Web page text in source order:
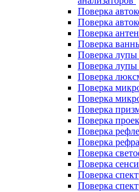
Поверка
Поверка
Поверка
Поверка
Поверка лупы
Поверка лупы
Поверка
Поверка
Поверка
Поверка
Поверка
Поверка
Поверка
Поверка
Поверка
Поверка
Поверка